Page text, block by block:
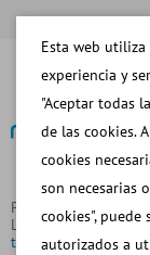
Página principal
Laboratorio
trinocular, con
Esta web
experiencia y
"Aceptar todas
de las cookies.
cookies
son necesarias
cookies", puede
autorizados a